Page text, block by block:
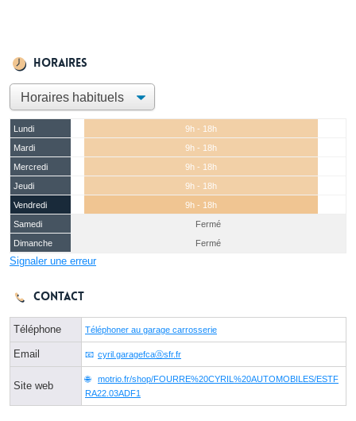
Horaires
Lundi
9h - 18h
Mardi
9h - 18h
Mercredi
9h - 18h
Jeudi
9h - 18h
Vendredi
9h - 18h
Samedi
Fermé
Dimanche
Fermé
Signaler une erreur
Contact
Téléphone Téléphoner au garage carrosserie
Email cyril.garagefcaⓐsfr.fr
Site web
motrio.fr/shop/FOURRE%20CYRIL%20AUTOMOBILES/ESTF
RA22.03ADF1